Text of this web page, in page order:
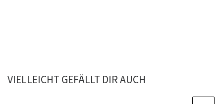
VIELLEICHT GEFÄLLT DIR AUCH